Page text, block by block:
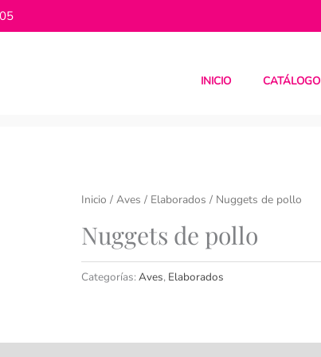
INICIO CATÁLOGO
Inicio / Aves / Elaborados / Nuggets de pollo
Nuggets de pollo
Categorías: Aves, Elaborados